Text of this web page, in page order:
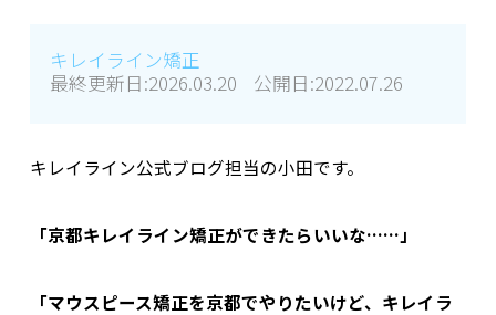
キレイライン矯正
最終更新日:2026.03.20 公開日:2022.07.26
キレイライン公式ブログ担当の小田です。
「京都キレイライン矯正ができたらいいな……」
「マウスピース矯正を京都でやりたいけど、キレイラ